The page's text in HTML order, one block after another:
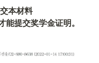
本材料
能提交奖学金证明。